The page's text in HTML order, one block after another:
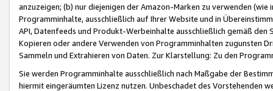
anzuzeigen; (b) nur diejenigen der Amazon-Marken zu verwenden
Programminhalte, ausschließlich auf Ihrer Website und in
API, Datenfeeds und Produkt-Werbeinhalte ausschließlich gemäß
Kopieren oder andere Verwenden von Programminhalten zugunsten
Sammeln und Extrahieren von Daten. Zur Klarstellung: Zu den
Sie werden Programminhalte ausschließlich nach Maßgabe der
hiermit eingeräumten Lizenz nutzen. Unbeschadet des Vorstehenden